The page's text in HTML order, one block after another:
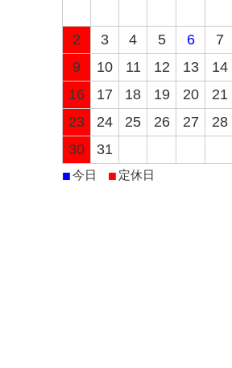
2
3 4 5 6 7
9
10 11 12 13 14
16
17 18 19 20 21
23
24 25 26 27 28
30
31
■今日 ■ 定休日